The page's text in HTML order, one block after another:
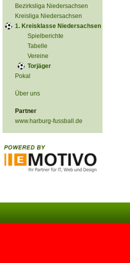
Bezirksliga Niedersachsen
Kreisliga Niedersachsen
1. Kreisklasse Niedersachsen
Spielberichte
Tabelle
Vereine
Torjäger
Pokal
Über uns
Partner
www.harburg-fussball.de